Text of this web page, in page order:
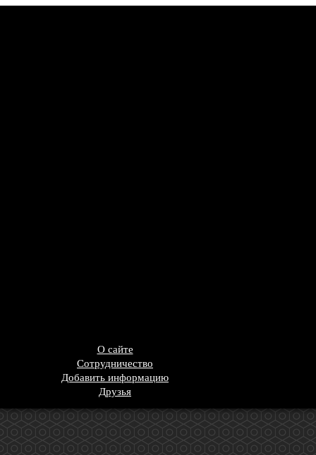
О сайте
Сотрудничество
Добавить информацию
Друзья